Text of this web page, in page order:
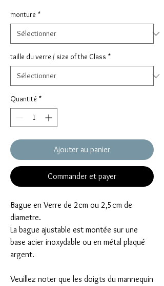
monture *
taille du verre / size of the Glass *
Quantité *
Ajouter au panier
Commander et payer
Bague en Verre de 2cm ou 2,5cm de
diametre.
La bague ajustable est montée sur une
base acier inoxydable ou en métal plaqué
argent.
Veuillez noter que les doigts du mannequin